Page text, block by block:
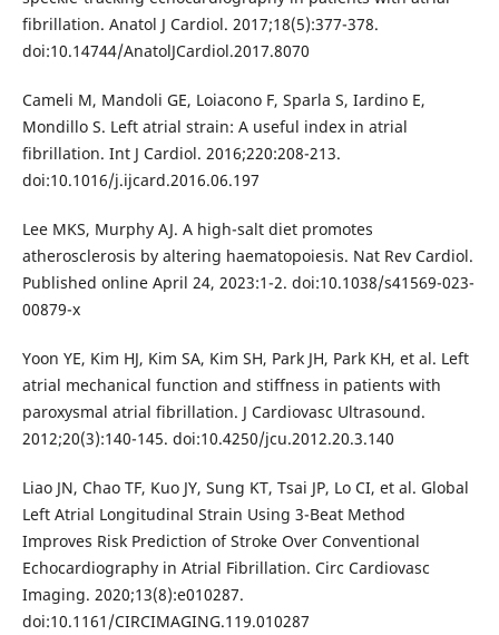
fibrillation. Anatol J Cardiol. 2017;18(5):377-378.
doi:10.14744/AnatolJCardiol.2017.8070
Cameli M, Mandoli GE, Loiacono F, Sparla S, Iardino E,
Mondillo S. Left atrial strain: A useful index in atrial
fibrillation. Int J Cardiol. 2016;220:208-213.
doi:10.1016/j.ijcard.2016.06.197
Lee MKS, Murphy AJ. A high-salt diet promotes
atherosclerosis by altering haematopoiesis. Nat Rev Cardiol.
Published online April 24, 2023:1-2. doi:10.1038/s41569-023-
00879-x
Yoon YE, Kim HJ, Kim SA, Kim SH, Park JH, Park KH, et al. Left
atrial mechanical function and stiffness in patients with
paroxysmal atrial fibrillation. J Cardiovasc Ultrasound.
2012;20(3):140-145. doi:10.4250/jcu.2012.20.3.140
Liao JN, Chao TF, Kuo JY, Sung KT, Tsai JP, Lo CI, et al. Global
Left Atrial Longitudinal Strain Using 3-Beat Method
Improves Risk Prediction of Stroke Over Conventional
Echocardiography in Atrial Fibrillation. Circ Cardiovasc
Imaging. 2020;13(8):e010287.
doi:10.1161/CIRCIMAGING.119.010287